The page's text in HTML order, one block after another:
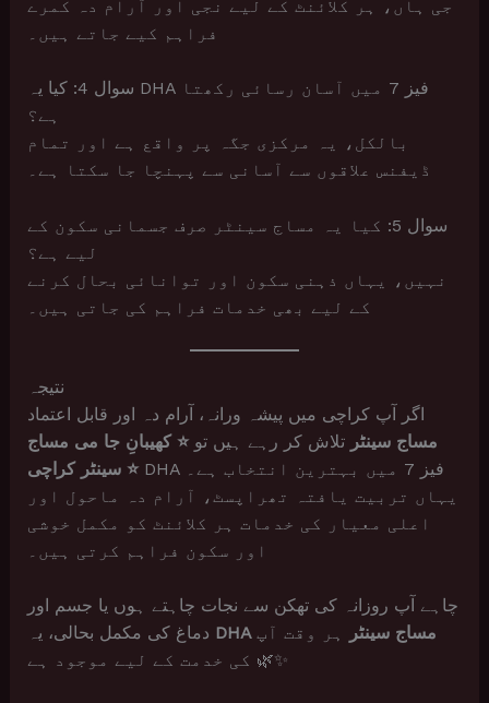
جی ہاں، ہر کلائنٹ کے لیے نجی اور آرام دہ کمرے
فراہم کیے جاتے ہیں۔
سوال 4: کیا یہ DHA فیز 7 میں آسان رسائی رکھتا
ہے؟
بالکل، یہ مرکزی جگہ پر واقع ہے اور تمام
ڈیفنس علاقوں سے آسانی سے پہنچا جا سکتا ہے۔
سوال 5: کیا یہ مساج سینٹر صرف جسمانی سکون کے
لیے ہے؟
نہیں، یہاں ذہنی سکون اور توانائی بحال کرنے
کے لیے بھی خدمات فراہم کی جاتی ہیں۔
نتیجہ
اگر آپ کراچی میں پیشہ ورانہ، آرام دہ اور قابل اعتماد
مساج سینٹر تلاش کر رہے ہیں تو⭐ کھیبانِ جا می مساج
سینٹر کراچی ⭐DHA فیز 7 میں بہترین انتخاب ہے۔
یہاں تربیت یافتہ تھراپسٹ، آرام دہ ماحول اور
اعلی معیار کی خدمات ہر کلائنٹ کو مکمل خوشی
اور سکون فراہم کرتی ہیں۔
چاہے آپ روزانہ کی تھکن سے نجات چاہتے ہوں یا جسم اور
DHA مساج سینٹر
ہر وقت آپ
کی خدمت کے لیے موجود ہے 🌿✨